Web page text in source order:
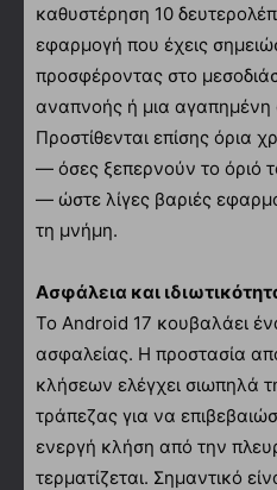
καθυστέρηση 10
εφαρμογή που έχεις
προσφέροντας στο
αναπνοής ή μια
Προστίθενται επίσης όρια
— όσες ξεπερνούν το όριό
— ώστε λίγες βαριές
τη μνήμη.
Ασφάλεια και
Το Android 17 κουβαλάει
ασφαλείας. Η προστασία
κλήσεων ελέγχει σιωπηλά
τράπεζας για να
ενεργή κλήση από την
τερματίζεται. Σημαντικό